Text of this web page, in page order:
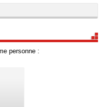
personne :